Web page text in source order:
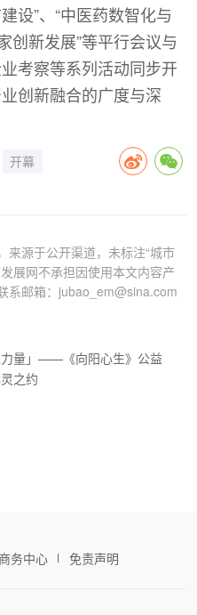
”、“中医药数智化与
创新发展”等平行会议与
考察等系列活动同步开
创新融合的广度与深
开幕
来源于公开渠道，未标注“城市
展网不承担因使用本文内容产
系邮箱：jubao_em@sina.com
力量」——《向阳心生》公益
之约
商务中心 免责声明